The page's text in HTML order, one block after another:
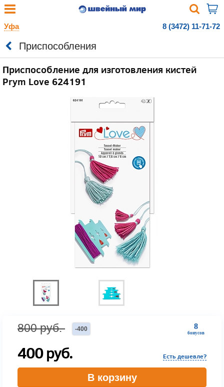
Уфа 8 (3472) 11-71-72
Приспособления
Приспособление для изготовления кистей
Prym Love 624191
8
бонусов
800 руб. -400
400руб. Есть дешевле?
В корзину